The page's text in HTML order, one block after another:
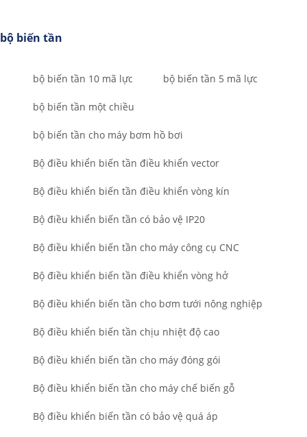
bộ biến tần
bộ biến tần 10 mã lực bộ biến tần 5 mã lực
bộ biến tần một chiều
bộ biến tần cho máy bơm hồ bơi
Bộ điều khiển biến tần điều khiển vector
Bộ điều khiển biến tần điều khiển vòng kín
Bộ điều khiển biến tần có bảo vệ IP20
Bộ điều khiển biến tần cho máy công cụ CNC
Bộ điều khiển biến tần điều khiển vòng hở
Bộ điều khiển biến tần cho bơm tưới nông nghiệp
Bộ điều khiển biến tần chịu nhiệt độ cao
Bộ điều khiển biến tần cho máy đóng gói
Bộ điều khiển biến tần cho máy chế biến gỗ
Bộ điều khiển biến tần có bảo vệ quá áp